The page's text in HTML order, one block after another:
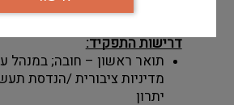
דרישות התפקיד:
יתרון